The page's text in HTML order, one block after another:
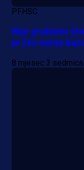
PFHSC
Nije problem
je što nema
8 mjesec 3 sedmica